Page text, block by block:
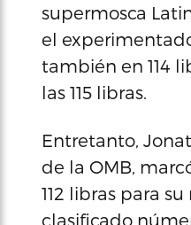
supermosca
el experimentado
también en 114
las 115 libras.
Entretanto,
de la OMB,
112 libras para
clasificado